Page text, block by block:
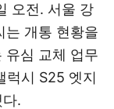
오전. 서울 강
는 개통 현황을
유심 교체 업무
럭시 S25 엣지
.